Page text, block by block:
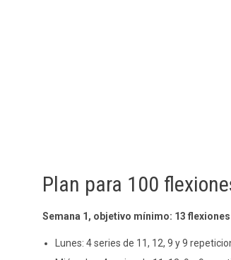
Plan para 100
Semana 1, objetivo mínimo: 13 flexiones
Lunes: 4 series de 11, 12, 9 y 9